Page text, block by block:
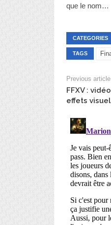
que le nom…
CATEGORIES
TAGS
Previous article
FFXV :
effets